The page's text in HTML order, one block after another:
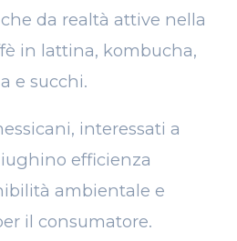
da realtà attive nella
in lattina, kombucha,
e succhi.
interessati a
efficienza
ambientale e
il consumatore.